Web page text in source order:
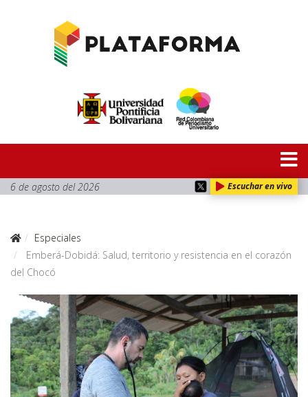
6 de agosto del 2026 Escuchar en vivo
Especiales
Emberá-Dobidá: Salud, territorio y resistencia en el corazón
del Chocó